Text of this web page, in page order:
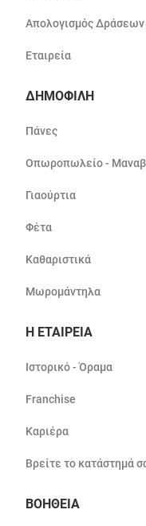
Απολογισμός Δράσεων
Εταιρεία
ΔΗΜΟΦΙΛΗ
Πάνες
Οπωροπωλείο -
Γιαούρτια
Φέτα
Καθαριστικά
Μωρομάντηλα
Η ΕΤΑΙΡΕΙΑ
Ιστορικό - Όραμα
Franchise
Καριέρα
Βρείτε το κατάστημά
ΒΟΗΘΕΙΑ